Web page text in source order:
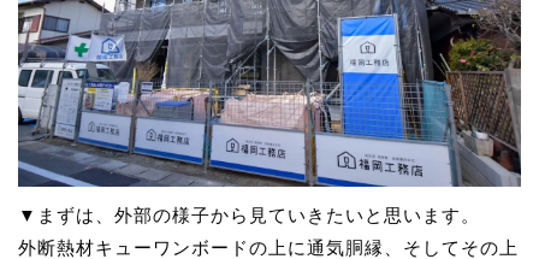
▼まずは、外部の様子から見ていきたいと思います。
外断熱材キューワンボードの上に通気胴縁、そしてその上